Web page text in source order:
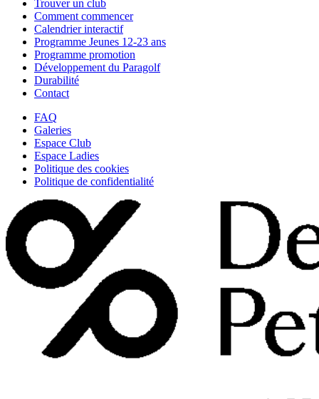
Trouver un club
Comment commencer
Calendrier interactif
Programme Jeunes 12-23 ans
Programme promotion
Développement du Paragolf
Durabilité
Contact
FAQ
Galeries
Espace Club
Espace Ladies
Politique des cookies
Politique de confidentialité